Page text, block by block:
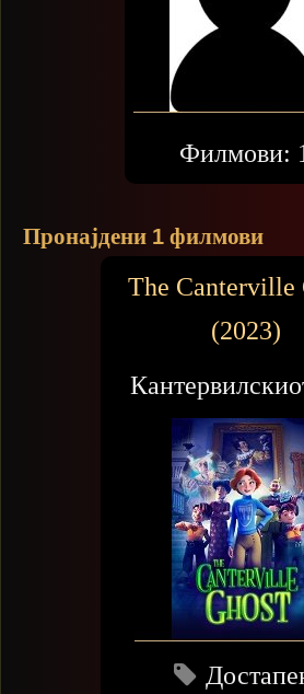
Филмови:
Пронајдени 1 филмови
The Canterville
(2023)